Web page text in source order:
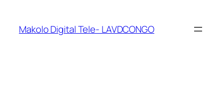
Makolo Digital Tele- LAVDCONGO